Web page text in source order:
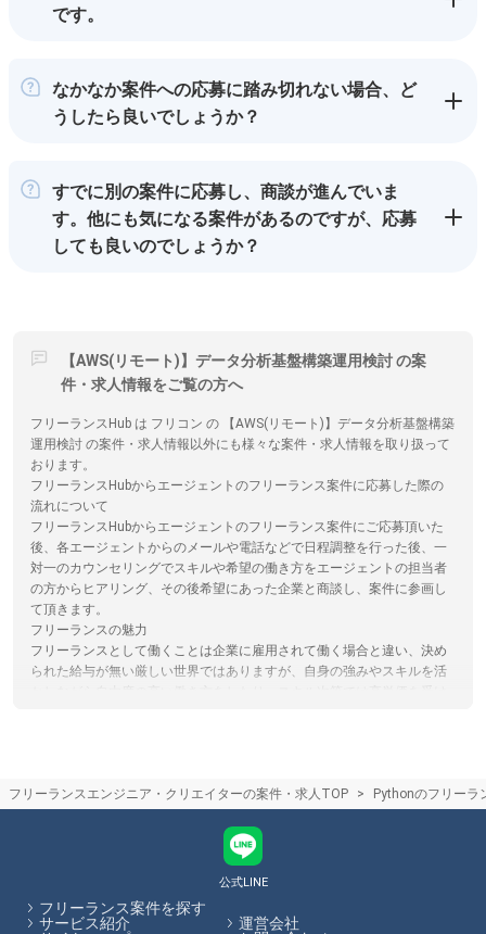
です。
なかなか案件への応募に踏み切れない場合、ど
うしたら良いでしょうか？
すでに別の案件に応募し、商談が進んでいま
す。他にも気になる案件があるのですが、応募
しても良いのでしょうか？
【AWS(リモート)】データ分析基盤構築運用検討 の案
件・求人情報をご覧の方へ
フリーランスHub は フリコン の 【AWS(リモート)】データ分析基盤構築
運用検討 の案件・求人情報以外にも様々な案件・求人情報を取り扱って
おります。
フリーランスHubからエージェントのフリーランス案件に応募した際の
流れについて
フリーランスHubからエージェントのフリーランス案件にご応募頂いた
後、各エージェントからのメールや電話などで日程調整を行った後、一
対一のカウンセリングでスキルや希望の働き方をエージェントの担当者
の方からヒアリング、その後希望にあった企業と商談し、案件に参画し
て頂きます。
フリーランスの魅力
フリーランスとして働くことは企業に雇用されて働く場合と違い、決め
られた給与が無い厳しい世界ではありますが、自身の強みやスキルを活
エージェント様の案件を掲載しています。これらの案件・求人を一括検
フリーランスHub内から全ての案件に応募が可能ですので、複数のサイ
トに登録する必要がなく、忙しいフリーランスエンジニア/クリエイター
フリーランスHubはお客様のフリーランス案件探しを最大限サポートし
フリーランスエンジニア・クリエイターの案件・求人TOP Pythonのフリーラ
公式LINE
フリーランス案件を探す
サービス紹介
運営会社